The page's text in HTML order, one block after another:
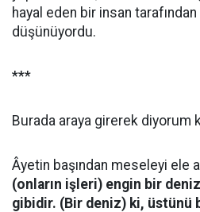
hayal eden bir insan tarafından
düşünüyordu.
***
Burada araya girerek diyorum
Âyetin başından meseleyi ele
(onların işleri) engin bir
gibidir. (Bir deniz) ki, üstünü